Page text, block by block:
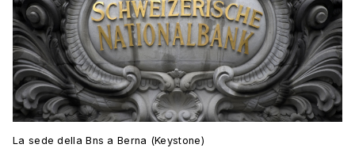
La sede della Bns a Berna (Keystone)